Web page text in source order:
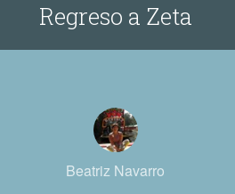
Regreso a Zeta
Beatriz Navarro